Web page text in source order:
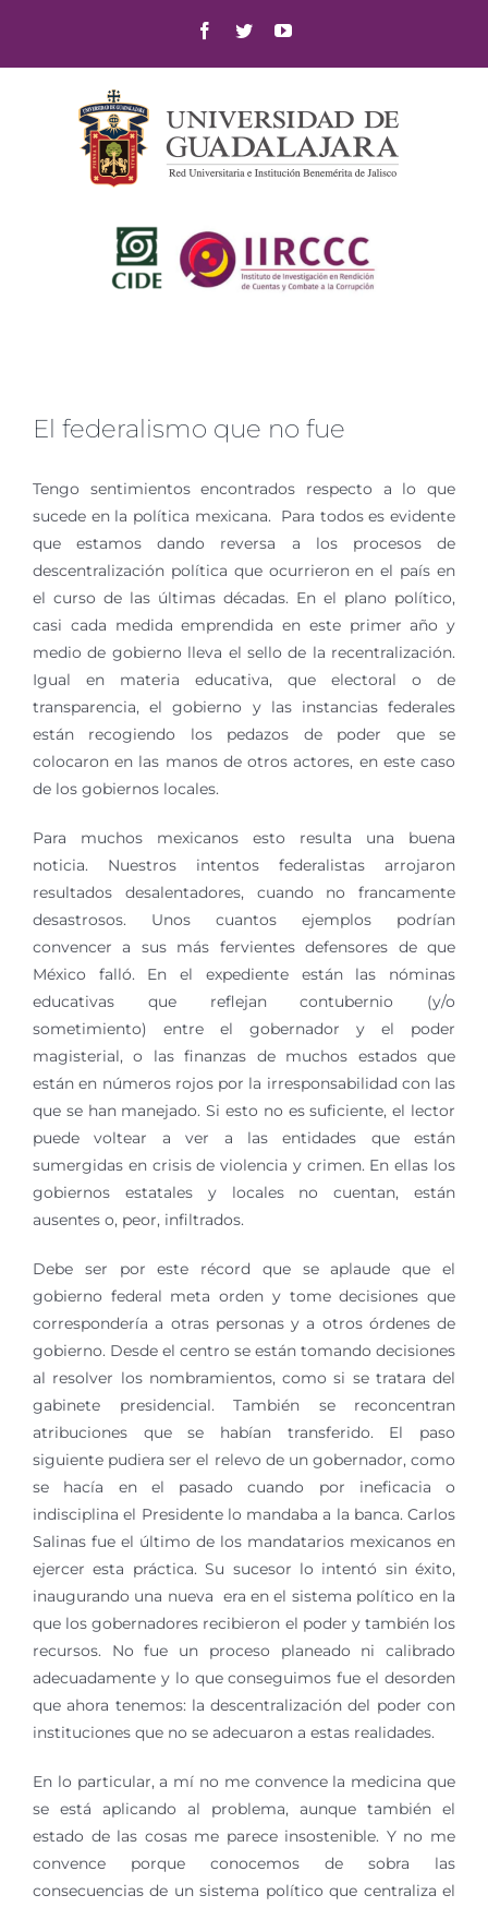
content
Facebook
TwitterYouTube
El federalismo que no fue
Tengo sentimientos encontrados respecto a lo que
sucede en la política mexicana. Para todos es evidente
que estamos dando reversa a los procesos de
descentralización política que ocurrieron en el país en
el curso de las últimas décadas. En el plano político,
casi cada medida emprendida en este primer año y
medio de gobierno lleva el sello de la recentralización.
Igual en materia educativa, que electoral o de
transparencia, el gobierno y las instancias federales
están recogiendo los pedazos de poder que se
colocaron en las manos de otros actores, en este caso
de los gobiernos locales.
Para muchos mexicanos esto resulta una buena
noticia. Nuestros intentos federalistas arrojaron
resultados desalentadores, cuando no francamente
desastrosos. Unos cuantos ejemplos podrían
convencer a sus más fervientes defensores de que
México falló. En el expediente están las nóminas
educativas que reflejan contubernio (y/o
sometimiento) entre el gobernador y el poder
magisterial, o las finanzas de muchos estados que
están en números rojos por la irresponsabilidad con las
que se han manejado. Si esto no es suficiente, el lector
puede voltear a ver a las entidades que están
sumergidas en crisis de violencia y crimen. En ellas los
gobiernos estatales y locales no cuentan, están
ausentes o, peor, infiltrados.
Debe ser por este récord que se aplaude que el
gobierno federal meta orden y tome decisiones que
correspondería a otras personas y a otros órdenes de
gobierno. Desde el centro se están tomando decisiones
al resolver los nombramientos, como si se tratara del
gabinete presidencial. También se reconcentran
atribuciones que se habían transferido. El paso
siguiente pudiera ser el relevo de un gobernador, como
se hacía en el pasado cuando por ineficacia o
indisciplina el Presidente lo mandaba a la banca. Carlos
Salinas fue el último de los mandatarios mexicanos en
ejercer esta práctica. Su sucesor lo intentó sin éxito,
inaugurando una nueva era en el sistema político en la
que los gobernadores recibieron el poder y también los
recursos. No fue un proceso planeado ni calibrado
adecuadamente y lo que conseguimos fue el desorden
que ahora tenemos: la descentralización del poder con
instituciones que no se adecuaron a estas realidades.
En lo particular, a mí no me convence la medicina que
se está aplicando al problema, aunque también el
estado de las cosas me parece insostenible. Y no me
convence porque conocemos de sobra las
consecuencias de un sistema político que centraliza el